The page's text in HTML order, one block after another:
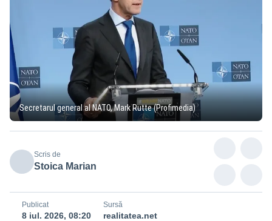
Secretarul general al NATO, Mark Rutte (Profimedia)
Scris de
Stoica Marian
Publicat
8 iul. 2026, 08:20
Sursă
realitatea.net